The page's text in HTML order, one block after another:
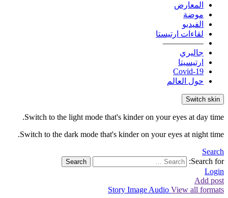
المعارض
موضة
الفيديو
لقاءات ارتيستا
—————
جاليري
ارتيسيتا
Covid-19
حول العالم
Switch skin
Switch to the light mode that's kinder on your eyes at day time.
Switch to the dark mode that's kinder on your eyes at night time.
Search
Search for:
Search
Login
Add post
Story Image Audio View all formats